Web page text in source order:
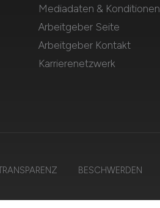
Mediadaten & Konditionen
Arbeitgeber Seite
Arbeitgeber Kontakt
Karrierenetzwerk
BESCHWERDEN